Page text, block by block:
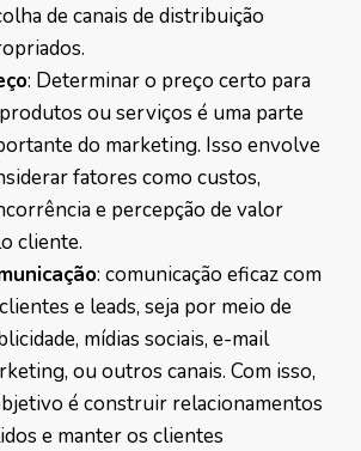
de canais de distribuição
: Determinar o preço certo para
ou serviços é uma parte
do marketing. Isso envolve
fatores como custos,
e percepção de valor
cliente.
: comunicação eficaz com
e leads, seja por meio de
mídias sociais, e-mail
ou outros canais. Com isso,
é construir relacionamentos
e manter os clientes